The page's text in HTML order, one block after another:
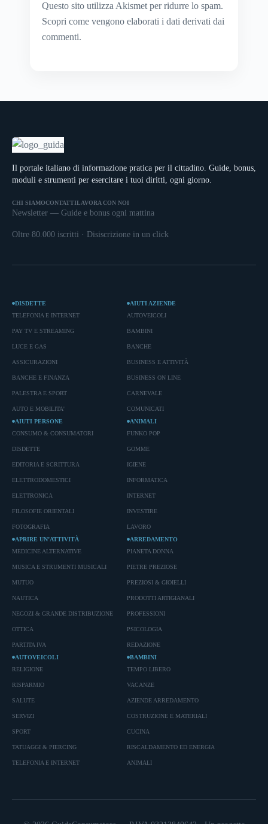
Questo sito utilizza Akismet per ridurre lo spam.
Scopri come vengono elaborati i dati derivati dai
commenti.
Il portale italiano di informazione pratica per il cittadino. Guide, bonus,
moduli e strumenti per esercitare i tuoi diritti, ogni giorno.
CHI SIAMOCONTATTI LAVORA CON NOI
Newsletter — Guide e bonus ogni mattina
Oltre 80.000 iscritti · Disiscrizione in un click
DISDETTE
TELEFONIA E INTERNET
PAY TV E STREAMING
LUCE E GAS
ASSICURAZIONI
BANCHE E FINANZA
PALESTRA E SPORT
AUTO E MOBILITA'
AIUTI AZIENDE
AUTOVEICOLI
BAMBINI
BANCHE
BUSINESS E ATTIVITÀ
BUSINESS ON LINE
CARNEVALE
COMUNICATI
AIUTI PERSONE
CONSUMO & CONSUMATORI
DISDETTE
EDITORIA E SCRITTURA
ELETTRODOMESTICI
ELETTRONICA
FILOSOFIE ORIENTALI
FOTOGRAFIA
ANIMALI
FUNKO POP
GOMME
IGIENE
INFORMATICA
INTERNET
INVESTIRE
LAVORO
APRIRE UN’ATTIVITÀ
MEDICINE ALTERNATIVE
MUSICA E STRUMENTI MUSICALI
MUTUO
NAUTICA
NEGOZI & GRANDE DISTRIBUZIONE
OTTICA
PARTITA IVA
ARREDAMENTO
PIANETA DONNA
PIETRE PREZIOSE
PREZIOSI & GIOIELLI
PRODOTTI ARTIGIANALI
PROFESSIONI
PSICOLOGIA
REDAZIONE
AUTOVEICOLI
RELIGIONE
RISPARMIO
SALUTE
SERVIZI
SPORT
TATUAGGI & PIERCING
TELEFONIA E INTERNET
BAMBINI
TEMPO LIBERO
VACANZE
AZIENDE ARREDAMENTO
COSTRUZIONE E MATERIALI
CUCINA
RISCALDAMENTO ED ENERGIA
ANIMALI